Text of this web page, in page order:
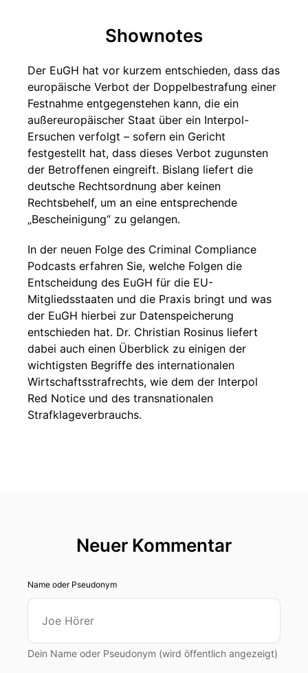
Shownotes
Der EuGH hat vor kurzem entschieden, dass das
europäische Verbot der Doppelbestrafung einer
Festnahme entgegenstehen kann, die ein
außereuropäischer Staat über ein Interpol-
Ersuchen verfolgt – sofern ein Gericht
festgestellt hat, dass dieses Verbot zugunsten
der Betroffenen eingreift. Bislang liefert die
deutsche Rechtsordnung aber keinen
Rechtsbehelf, um an eine entsprechende
„Bescheinigung“ zu gelangen.
In der neuen Folge des Criminal Compliance
Podcasts erfahren Sie, welche Folgen die
Entscheidung des EuGH für die EU-
Mitgliedsstaaten und die Praxis bringt und was
der EuGH hierbei zur Datenspeicherung
entschieden hat. Dr. Christian Rosinus liefert
dabei auch einen Überblick zu einigen der
wichtigsten Begriffe des internationalen
Wirtschaftsstrafrechts, wie dem der Interpol
Red Notice und des transnationalen
Strafklageverbrauchs.
Neuer Kommentar
Name oder Pseudonym
Dein Name oder Pseudonym (wird öffentlich angezeigt)